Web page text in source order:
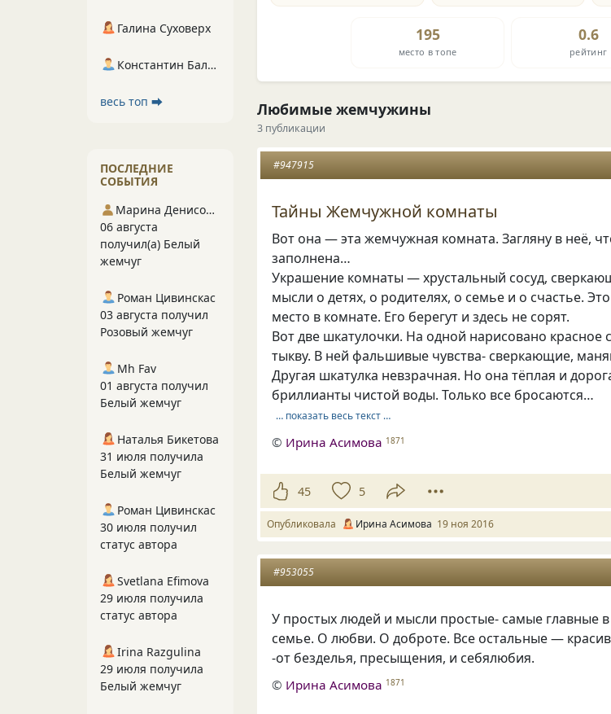
195
место в топе
0.6
рейтинг
Любимые жемчужины
3 публикации
#947915
Тайны Жемчужной комнаты
Вот она — эта жемчужная комната. Загляну в неё,
заполнена…
Украшение комнаты — хрустальный сосуд,
мысли о детях, о родителях, о семье и о счастье.
место в комнате. Его берегут и здесь не сорят.
Вот две шкатулочки. На одной нарисовано красное
тыкву. В ней фальшивые чувства- сверкающие,
Другая шкатулка невзрачная. Но она тёплая и
бриллианты чистой воды. Только все бросаются…
… показать весь текст …
© Ирина Асимова 1871
45 5
Опубликовала Ирина Асимова 19 ноя 2016
#953055
У простых людей и мысли простые- самые главные
семье. О любви. О доброте. Все остальные —
-от безделья, пресыщения, и себялюбия.
© Ирина Асимова 1871
Галина Суховерх
Константин Балухта
весь топ ⮕
ПОСЛЕДНИЕ
СОБЫТИЯ
Марина Денисова 5
06 августа
получил(а) Белый
жемчуг
Роман Цивинскас
03 августа получил
Розовый жемчуг
Mh Fav
01 августа получил
Белый жемчуг
Наталья Бикетова
31 июля получила
Белый жемчуг
Роман Цивинскас
30 июля получил
статус автора
Svetlana Efimova
29 июля получила
статус автора
Irina Razgulina
29 июля получила
Белый жемчуг